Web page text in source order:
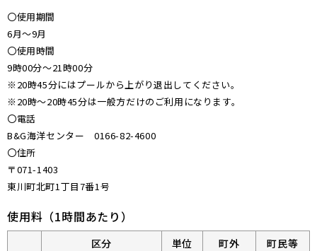
〇使用期間
6月～9月
〇使用時間
9時00分～21時00分
※20時45分にはプールから上がり退出してください。
※20時～20時45分は一般方だけのご利用になります。
〇電話
B&G海洋センター 0166-82-4600
〇住所
〒071-1403
東川町北町1丁目7番1号
使用料（1時間あたり）
区分 単位 町外
町民等